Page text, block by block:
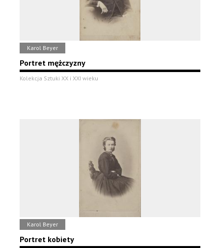
Karol Beyer
Portret mężczyzny
Kolekcja Sztuki XX i XXI wieku
Karol Beyer
Portret kobiety